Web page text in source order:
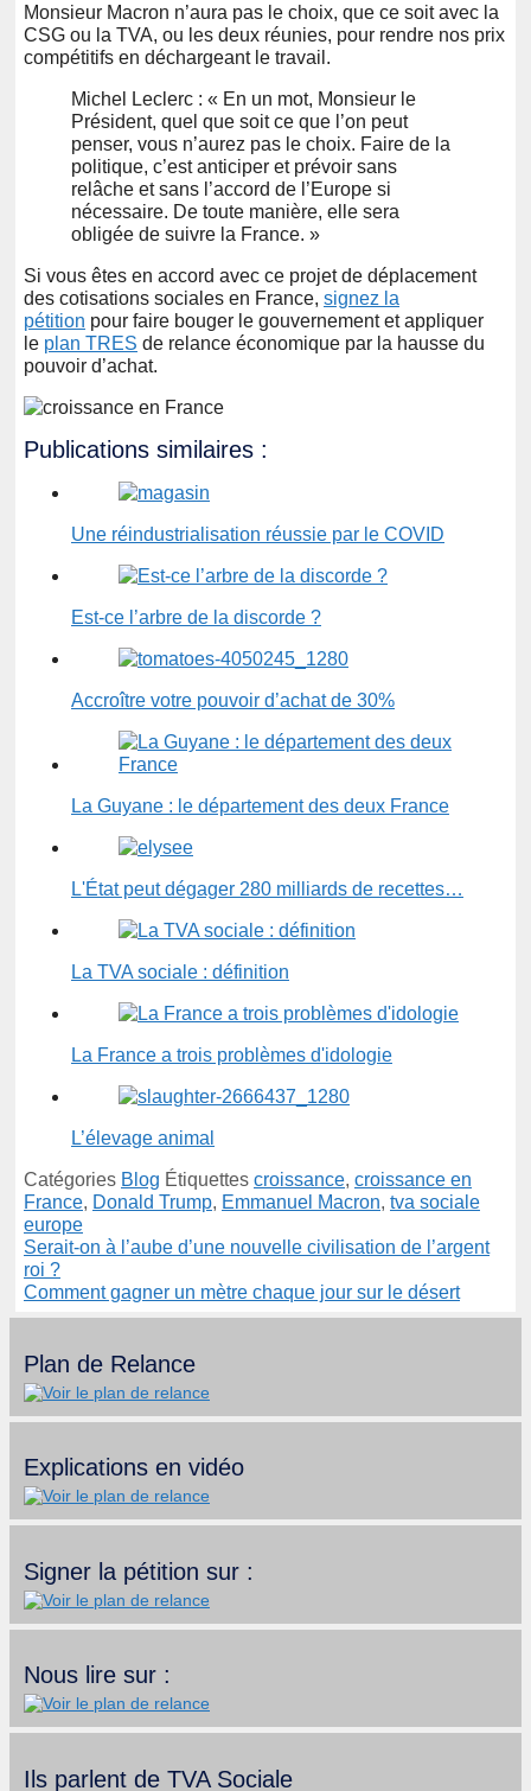
Monsieur Macron n’aura pas le choix, que ce soit avec la
CSG ou la TVA, ou les deux réunies, pour rendre nos prix
compétitifs en déchargeant le travail.
Michel Leclerc : « En un mot, Monsieur le
Président, quel que soit ce que l’on peut
penser, vous n’aurez pas le choix. Faire de la
politique, c’est anticiper et prévoir sans
relâche et sans l’accord de l’Europe si
nécessaire. De toute manière, elle sera
obligée de suivre la France. »
Si vous êtes en accord avec ce projet de déplacement
des cotisations sociales en France, signez la
pétition pour faire bouger le gouvernement et appliquer
le plan TRES de relance économique par la hausse du
pouvoir d’achat.
Publications similaires :
Une réindustrialisation réussie par le COVID
Est-ce l’arbre de la discorde ?
Accroître votre pouvoir d’achat de 30%
La Guyane : le département des deux France
L'État peut dégager 280 milliards de recettes…
La TVA sociale : définition
La France a trois problèmes d'idologie
L’élevage animal
Catégories Blog Étiquettes croissance, croissance en
France, Donald Trump, Emmanuel Macron, tva sociale
europe
Serait-on à l’aube d’une nouvelle civilisation de l’argent
roi ?
Comment gagner un mètre chaque jour sur le désert
Plan de Relance
Explications en vidéo
Signer la pétition sur :
Nous lire sur :
Ils parlent de TVA Sociale